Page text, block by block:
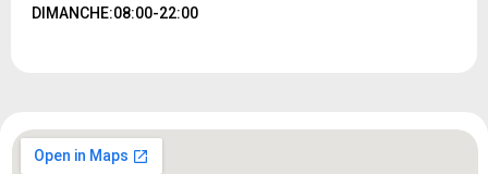
DIMANCHE:08:00-22:00